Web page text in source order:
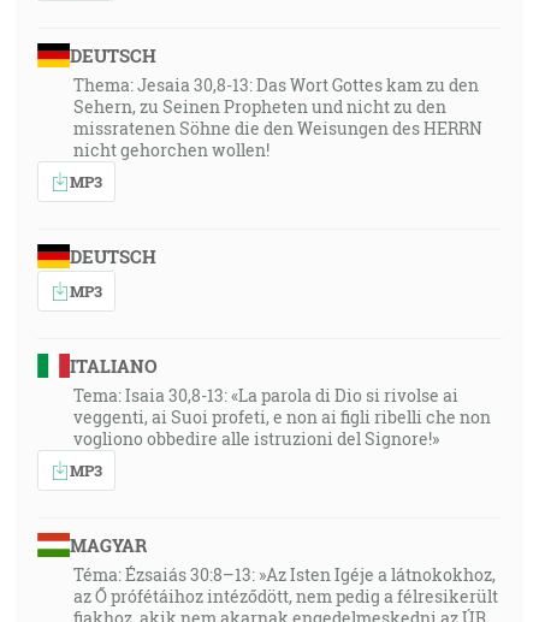
DEUTSCH
Thema: Jesaia 30,8-13: Das Wort Gottes kam zu den
Sehern, zu Seinen Propheten und nicht zu den
missratenen Söhne die den Weisungen des HERRN
nicht gehorchen wollen!
MP3
DEUTSCH
MP3
ITALIANO
Tema: Isaia 30,8-13: «La parola di Dio si rivolse ai
veggenti, ai Suoi profeti, e non ai figli ribelli che non
vogliono obbedire alle istruzioni del Signore!»
MP3
MAGYAR
Téma: Ézsaiás 30:8–13: »Az Isten Igéje a látnokokhoz,
az Ő prófétáihoz intéződött, nem pedig a félresikerült